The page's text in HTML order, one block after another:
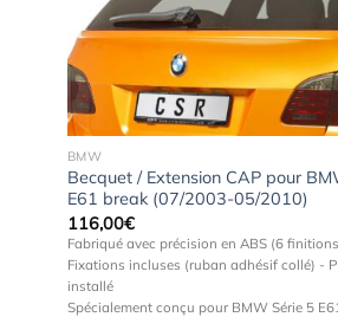
BMW
Becquet / Extension CAP pour
E61 break (07/2003-05/2010)
116,00€
Fabriqué avec précision en ABS (6
Fixations incluses (ruban adhésif collé) -
installé
Spécialement conçu pour BMW Série 5